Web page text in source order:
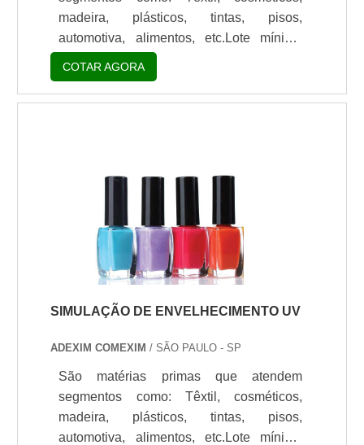
madeira, plásticos, tintas, pisos,
automotiva, alimentos, etc.Lote mínimo
de: 1 embalagem - 20kgA lâmpada de UV
da Adexim-comexim é uma fonte de
radiação padronizada e importada,
Lâmpadas de UV disponíveis: Ultravioleta
B - 40W/Pico - 313nm; Ultravioleta A -
40W/Pico - 351nm; Ultravioleta A -
40W/Pico - 340nm. A lâmpada d.
COTAR AGORA
SIMULAÇÃO DE ENVELHECIMENTO UV
ADEXIM COMEXIM / SÃO PAULO - SP
São matérias primas que atendem
segmentos como: Têxtil, cosméticos,
madeira, plásticos, tintas, pisos,
automotiva, alimentos, etc.Lote mínimo